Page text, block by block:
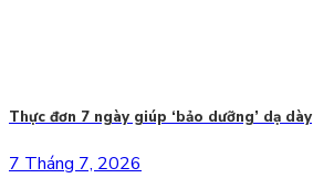
Thực đơn 7 ngày giúp ‘bảo dưỡng’ dạ dày
7 Tháng 7, 2026